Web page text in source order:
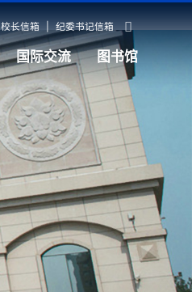
校长信箱 纪委书记信箱
国际交流 图书馆